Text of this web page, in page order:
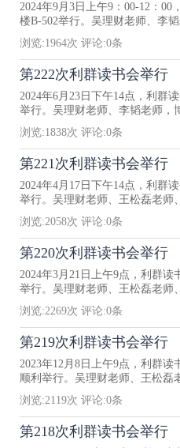
2024年9月3日上午9：00-12：
楼B-502举行。吴理财老师、李
浏览:1964次 评论:0条
第222次利群读书会举行
2024年6月23日下午14点，利群
举行。吴理财老师、李韬老师，
浏览:1838次 评论:0条
第221次利群读书会举行
2024年4月17日下午14点，利群
举行。吴理财老师、王松磊老师
浏览:2058次 评论:0条
第220次利群读书会举行
2024年3月21日上午9点，利群读
举行。吴理财老师、王松磊老师
浏览:2269次 评论:0条
第219次利群读书会举行
2023年12月8日上午9点，利群读
顺利举行。吴理财老师、王松磊
浏览:2119次 评论:0条
第218次利群读书会举行